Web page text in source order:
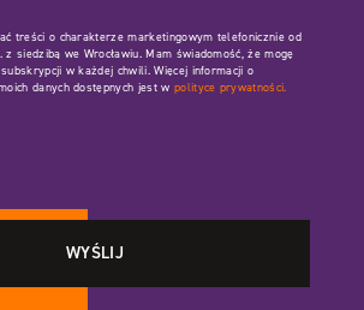
treści o charakterze marketingowym telefonicznie od
z siedzibą we Wrocławiu. Mam świadomość, że mogę
w każdej chwili. Więcej informacji o
danych dostępnych jest w polityce prywatności.